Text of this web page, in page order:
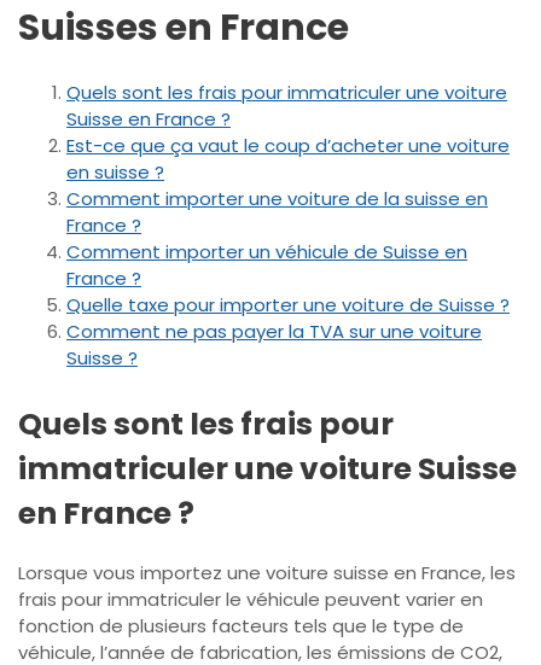
Suisses en France
Quels sont les frais pour immatriculer une voiture
Suisse en France ?
Est-ce que ça vaut le coup d’acheter une voiture
en suisse ?
Comment importer une voiture de la suisse en
France ?
Comment importer un véhicule de Suisse en
France ?
Quelle taxe pour importer une voiture de Suisse ?
Comment ne pas payer la TVA sur une voiture
Suisse ?
Quels sont les frais pour
immatriculer une voiture Suisse
en France ?
Lorsque vous importez une voiture suisse en France, les
frais pour immatriculer le véhicule peuvent varier en
fonction de plusieurs facteurs tels que le type de
véhicule, l’année de fabrication, les émissions de CO2,